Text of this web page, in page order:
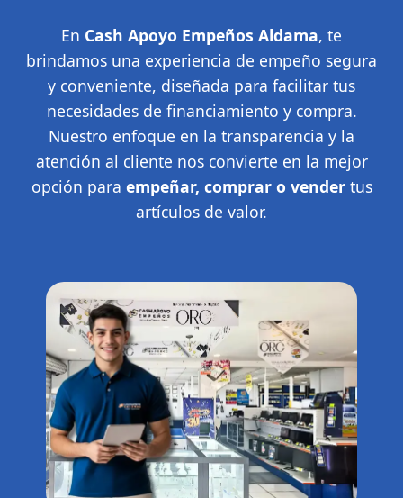
En Cash Apoyo Empeños Aldama, te
brindamos una experiencia de empeño segura
y conveniente, diseñada para facilitar tus
necesidades de financiamiento y compra.
Nuestro enfoque en la transparencia y la
atención al cliente nos convierte en la mejor
opción para empeñar, comprar o vendertus
artículos de valor.